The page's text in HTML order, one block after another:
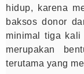
hidup, karena
baksos donor
minimal tiga kali
merupakan
terutama yang